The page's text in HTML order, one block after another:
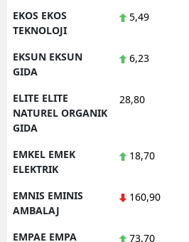
EKOS EKOS
TEKNOLOJI
5,49
EKSUN EKSUN
GIDA
6,23
ELITE ELITE
NATUREL ORGANIK
GIDA
28,80
EMKEL EMEK
ELEKTRIK
18,70
EMNIS EMINIS
AMBALAJ
160,90
EMPAE EMPA
73,70